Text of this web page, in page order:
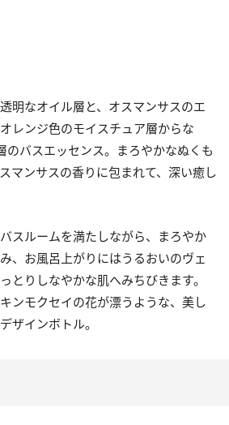
明なオイル層と、オスマンサスのエ
レンジ色のモイスチュア層からな
のバスエッセンス。まろやかなぬくも
マンサスの香りに包まれて、深い癒し
スルームを満たしながら、まろやか
、お風呂上がりにはうるおいのヴェ
とりしなやかな肌へみちびきます。
ンモクセイの花が漂うような、美し
ザインボトル。